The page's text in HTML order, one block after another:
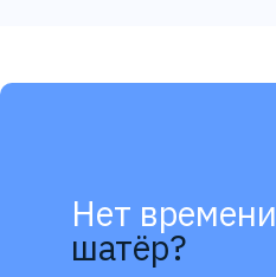
Нет времени
шатёр?